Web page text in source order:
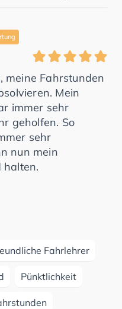
meine Fahrstunden
Mein
immer sehr
geholfen. So
sehr
nun mein
halten.
Fahrlehrer
Pünktlichkeit